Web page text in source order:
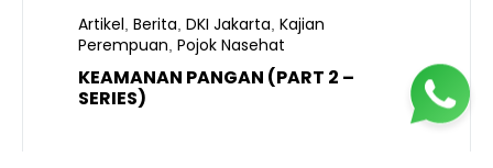
Artikel Berita DKI Jakarta Kajian
Perempuan Pojok Nasehat
KEAMANAN PANGAN (PART 2 –
SERIES)